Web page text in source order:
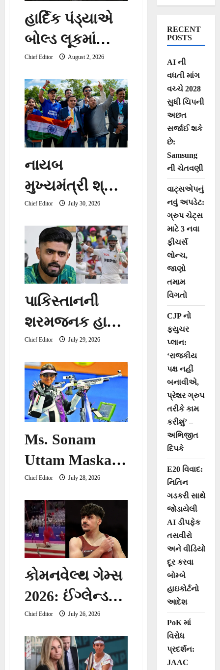
હાર્દિક પંડ્યાએ
બોલ્ડ લૂકમાં
ગર્લફ્રેન્ડ માહિકા
શર્મા સાથે
તિરુમાલા મંદિરમાં
પૂજા અર્ચના કરી
Chief Editor August 2, 2026
નાયબ
મુખ્યમંત્રી શ્રી
હર્ષ સંઘવીએ
ભારતીય
એથ્લેટ્સનો
ઉત્સાહ વધાર્યો
Chief Editor July 30, 2026
પાકિસ્તાનની
શરમજનક હાર,
WTC પોઇન્ટ્સ
ટેબલમાં સૌથી
નીચે પહોંચી ટીમ
Chief Editor July 29, 2026
Ms. Sonam
Uttam Maskar
એ વર્લ્ડ કપમાં
વેસ્ટર્ન રેલ્વેનુ
નામ રોશન કર્યું
Chief Editor July 28, 2026
કોમનવેલ્થ ગેમ્સ
2026: ઈંગ્લેન્ડના
જિમનાસ્ટ
ગેબ્રિયલ લેંગટન
રિંગ્સ પરથી નીચે
Chief Editor July 26, 2026
RECENT
POSTS
AI ની
વધતી માંગ
વચ્ચે 2028
સુધી ચિપની
અછત
સર્જાઈ શકે
છે:
Samsung
ની ચેતવણી
વાટ્સએપનું
નવું અપડેટ:
ગ્રુપ ચેટ્સ
માટે 3 નવા
ફીચર્સ
લોન્ચ,
જાણો
તમામ
વિગતો
CJP નો
ફ્યુચર
પ્લાન:
‘રાજકીય
પક્ષ નહીં
બનાવીએ,
પ્રેશર ગ્રુપ
તરીકે કામ
કરીશું’ –
અભિજીત
દિપકે
E20 વિવાદ:
નિતિન
ગડકરી સાથે
જોડાયેલી
AI ડીપફેક
તસવીરો
અને વીડિયો
દૂર કરવા
બોમ્બે
હાઇકોર્ટનો
આદેશ
PoK માં
વિરોધ
પ્રદર્શન:
JAAC